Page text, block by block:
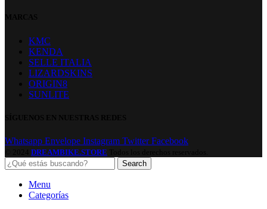
KMC
KENDA
SELLE ITALIA
LIZARDSKINS
ORIGIN8
SUNLITE
Whatsapp Envelope Instagram Twitter Facebook
DREAMBIKE.STORE
Search
Menu
Categorías